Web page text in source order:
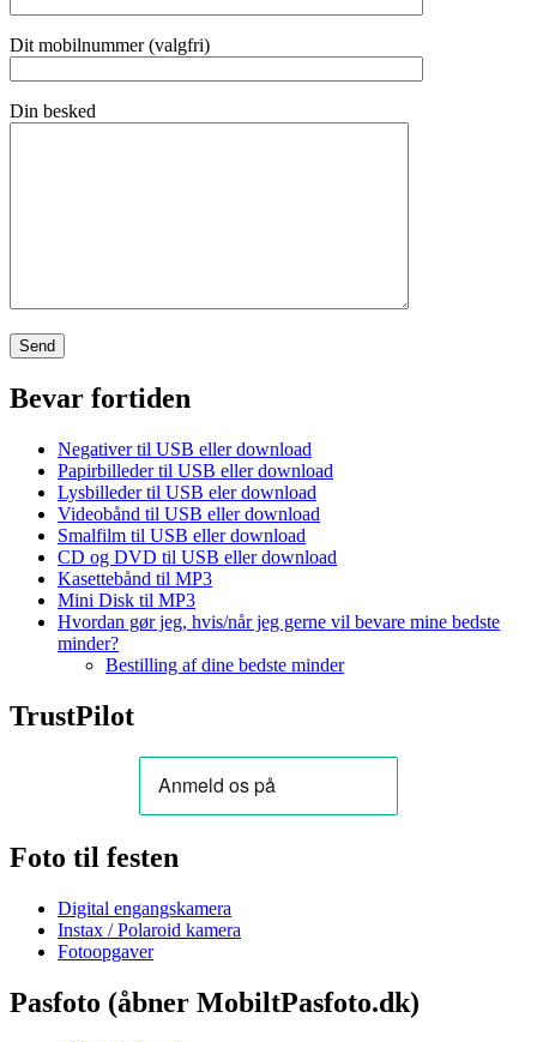
Dit mobilnummer (valgfri)
Din besked
Bevar fortiden
Negativer til USB eller download
Papirbilleder til USB eller download
Lysbilleder til USB eler download
Videobånd til USB eller download
Smalfilm til USB eller download
CD og DVD til USB eller download
Kasettebånd til MP3
Mini Disk til MP3
Hvordan gør jeg, hvis/når jeg gerne vil bevare mine bedste
minder?
Bestilling af dine bedste minder
TrustPilot
Foto til festen
Digital engangskamera
Instax / Polaroid kamera
Fotoopgaver
Pasfoto (åbner MobiltPasfoto.dk)